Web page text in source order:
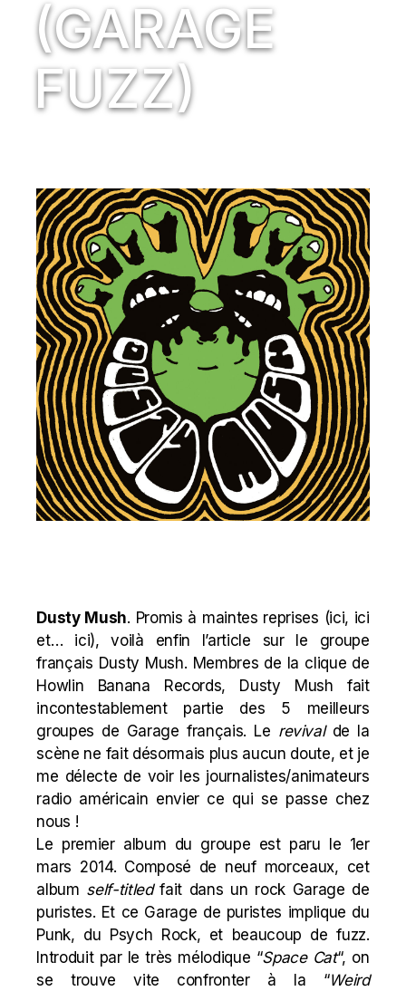
(GARAGE
FUZZ)
Dusty Mush. Promis à maintes reprises (ici, ici
et… ici), voilà enfin l’article sur le groupe
français Dusty Mush. Membres de la clique de
Howlin Banana Records, Dusty Mush fait
incontestablement partie des 5 meilleurs
groupes de Garage français. Le revival de la
scène ne fait désormais plus aucun doute, et je
me délecte de voir les journalistes/animateurs
radio américain envier ce qui se passe chez
nous !
Le premier album du groupe est paru le 1er
mars 2014. Composé de neuf morceaux, cet
album self-titledfait dans un rock Garage de
puristes. Et ce Garage de puristes implique du
Punk, du Psych Rock, et beaucoup de fuzz.
Introduit par le très mélodique “Space Cat“, on
se trouve vite confronter à la “Weird